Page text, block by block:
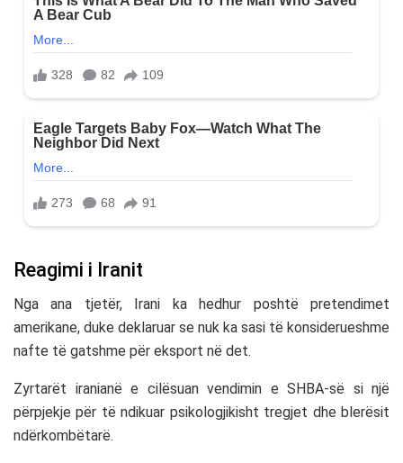
Reagimi i Iranit
Nga ana tjetër, Irani ka hedhur poshtë pretendimet
amerikane, duke deklaruar se nuk ka sasi të konsiderueshme
nafte të gatshme për eksport në det.
Zyrtarët iranianë e cilësuan vendimin e SHBA-së si një
përpjekje për të ndikuar psikologjikisht tregjet dhe blerësit
ndërkombëtarë.